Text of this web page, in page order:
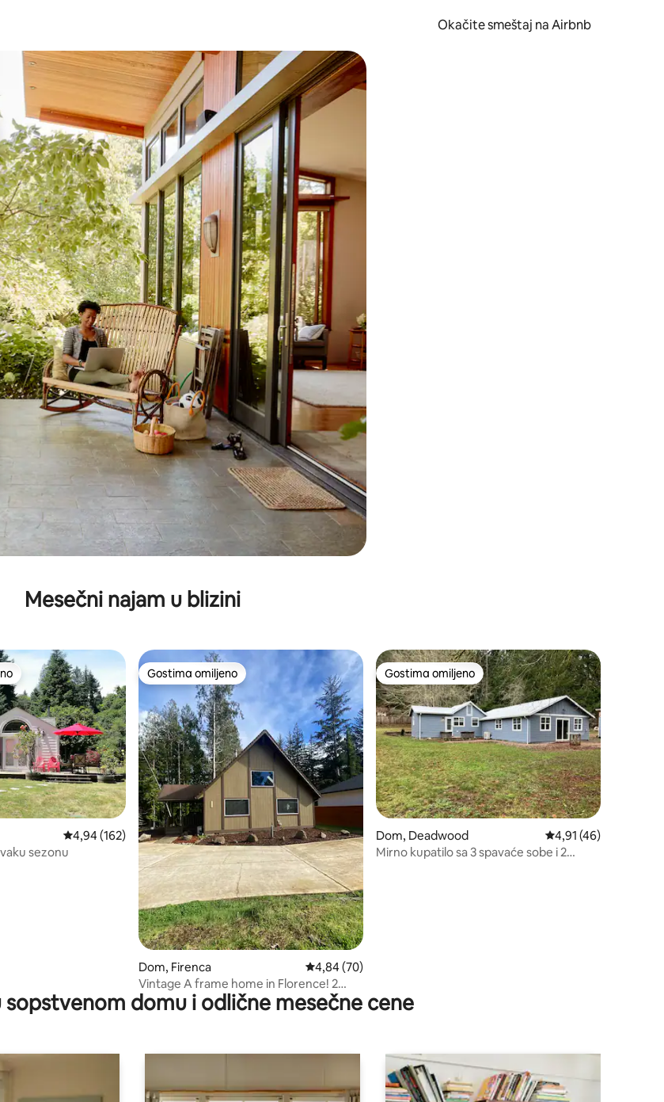
Okačite smeštaj na Airbnb
strelica nagore i nadole, kao i da ih istražujte dodirom ili prevlačenjem.
Mesečni najam u blizini
328
gostima omiljenim
Prosečna ocena 4,94 od 5, utisaka: 162
4,94 (162)
sezonu
Gostima omiljeno
Gostima omiljeno
Dom, Firenca Prosečna ocena 4,84 od 5, utisaka: 70
4,84 (70)
Vintage A frame home in Florence! 2
bedroom/3 beds
Gostima omiljeno
Gostima omiljeno
Dom, Deadwood Prosečna ocena 4,91
4,91 (46)
Mirno kupatilo sa 3 spavaće sobe i 2
domu i odlične mesečne cene